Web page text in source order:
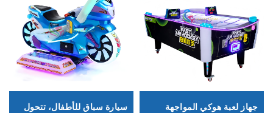
جهاز لعبة هوكي المواجهة
سيارة سباق للأطفال، تتحول